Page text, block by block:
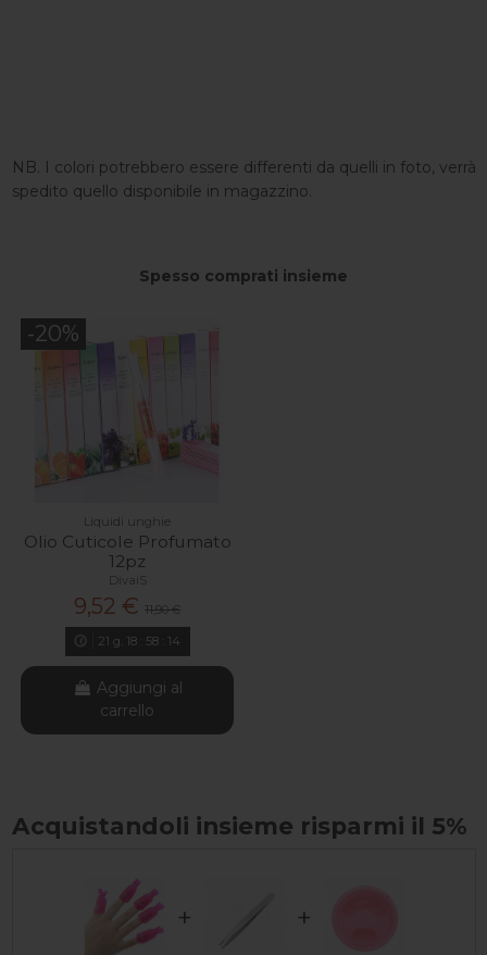
NB. I colori potrebbero essere differenti da quelli in foto, verrà
spedito quello disponibile in magazzino.
Spesso comprati insieme
-20%
Liquidi unghie
Olio Cuticole Profumato
12pz
DivaiS
9,52 € 11,90 €
21 g. 18 58 14
Aggiungi al
carrello
Acquistandoli insieme risparmi il 5%
+ +